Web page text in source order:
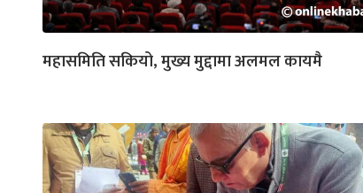
महासमिति सकियो, मुख्य मुद्दामा अलमल कायमै